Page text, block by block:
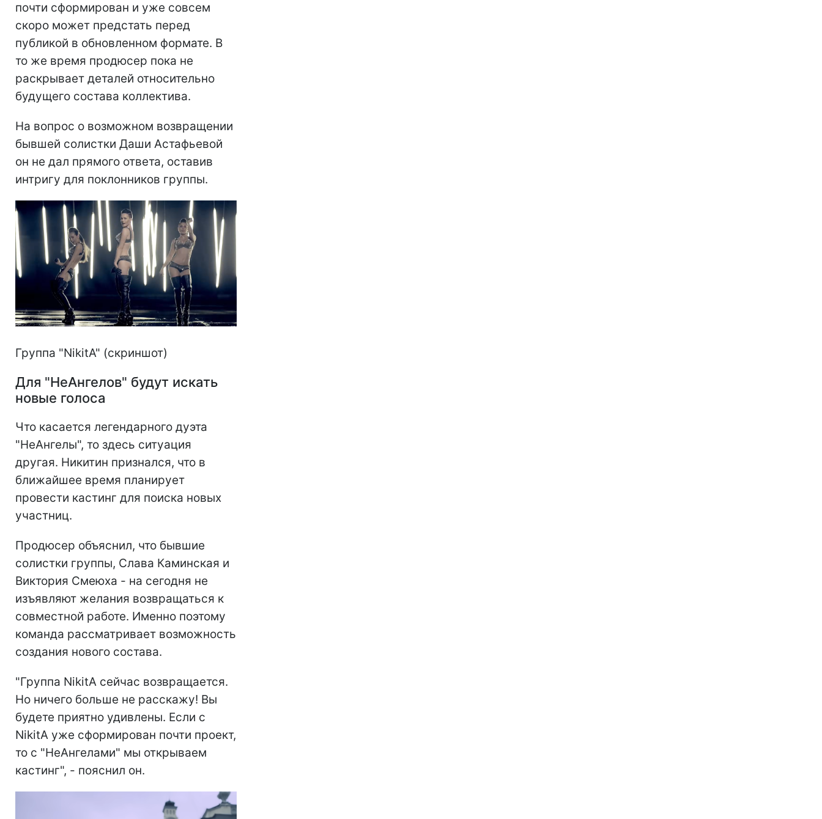
почти сформирован и уже совсем
скоро может предстать перед
публикой в обновленном формате. В
то же время продюсер пока не
раскрывает деталей относительно
будущего состава коллектива.
На вопрос о возможном возвращении
бывшей солистки Даши Астафьевой
он не дал прямого ответа, оставив
интригу для поклонников группы.
Группа "NikitA" (скриншот)
Для "НеАнгелов" будут искать
новые голоса
Что касается легендарного дуэта
"НеАнгелы", то здесь ситуация
другая. Никитин признался, что в
ближайшее время планирует
провести кастинг для поиска новых
участниц.
Продюсер объяснил, что бывшие
солистки группы, Слава Каминская и
Виктория Смеюха - на сегодня не
изъявляют желания возвращаться к
совместной работе. Именно поэтому
команда рассматривает возможность
создания нового состава.
"Группа NikitA сейчас возвращается.
Но ничего больше не расскажу! Вы
будете приятно удивлены. Если с
NikitA уже сформирован почти проект,
то с "НеАнгелами" мы открываем
кастинг", - пояснил он.